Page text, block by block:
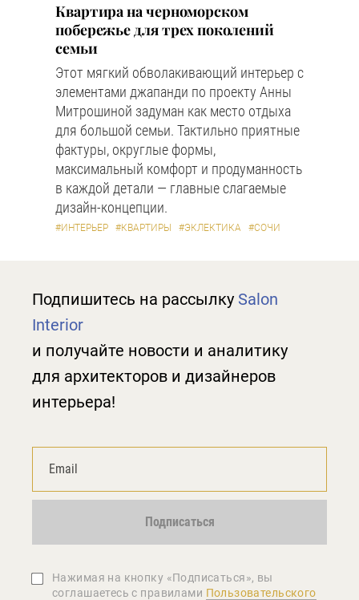
Квартира на черноморском
побережье для трех поколений
семьи
Этот мягкий обволакивающий интерьер с
элементами джапанди по проекту Анны
Митрошиной задуман как место отдыха
для большой семьи. Тактильно приятные
фактуры, округлые формы,
максимальный комфорт и продуманность
в каждой детали — главные слагаемые
дизайн-концепции.
#ИНТЕРЬЕР #КВАРТИРЫ #ЭКЛЕКТИКА #СОЧИ
Подпишитесь на рассылку Salon
Interior
и получайте новости и аналитику
для архитекторов и дизайнеров
интерьера!
Подписаться
Нажимая на кнопку «Подписаться», вы
соглашаетеcь с правилами Пользовательского